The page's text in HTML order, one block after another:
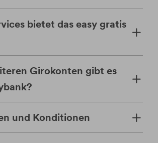
bietet das easy gratis
Girokonten gibt es
und Konditionen